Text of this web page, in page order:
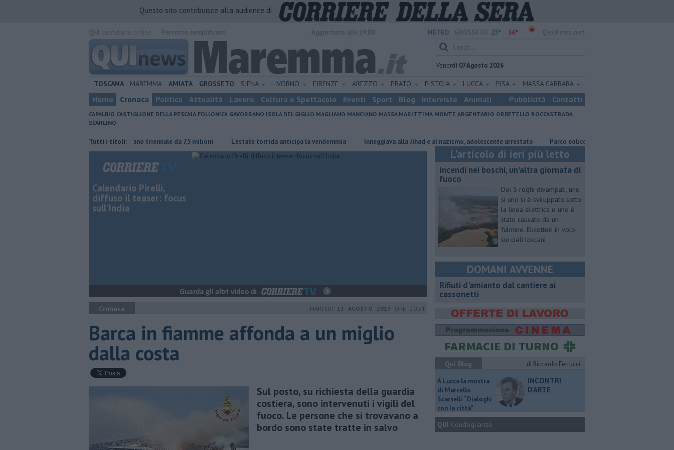
Questo sito contribuisce alla audience di
METEO: 25° 36°
Venerdì 07 Agosto 2026
TOSCANA MAREMMA AMIATA GROSSETO SIENA LIVORNO FIRENZE AREZZO PRATO PISTOIA LUCCA PISA MASSA CARRARA
Home Cronaca Politica Attualità Lavoro Cultura e Spettacolo Eventi Sport Blog Interviste Animali Pubblicità Contatti
CAPALBIO CASTIGLIONE DELLA PESCAIA FOLLONICA GAVORRANO ISOLA DEL GIGLIO MAGLIANO MANCIANO MASSA MARITTIMA MONTE ARGENTARIO ORBETELLO ROCCASTRADA
SCARLINO
Tutti i titoli:
Porti regionali, piano triennale da 7,5 milioni L'estate torrida anticipa la vendemmia Inneggiava alla Jihad e al nazismo, adolescente arrestato Parco eolico in mare, Confagricoltura contraria
Calendario Pirelli,
diffuso il teaser: focus
sull'India
Cronaca MARTEDÌ 13 AGOSTO 2019 ORE 20:51
Barca in fiamme affonda a un miglio
dalla costa
Sul posto, su richiesta della guardia
costiera, sono intervenuti i vigili del
fuoco. Le persone che si trovavano a
bordo sono state tratte in salvo
L'articolo di ieri più letto
Incendi nei boschi, un'altra giornata di
fuoco
Dei 5 roghi divampati, uno
si uno si è sviluppato sotto
la linea elettrica e uno è
stato causato da un
fulmine. Elicotteri in volo
sui cieli toscani
DOMANI AVVENNE
Rifiuti d'amianto dal cantiere ai
cassonetti
Qui Blog
di Riccardo Ferrucci
A Lucca la mostra
di Marcello
Scarselli “Dialoghi
con la città"
INCONTRI
D'ARTE
QUI Condoglianze